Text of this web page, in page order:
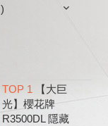
)
TOP 1
【大巨
光】櫻花牌
R3500DL 隱藏